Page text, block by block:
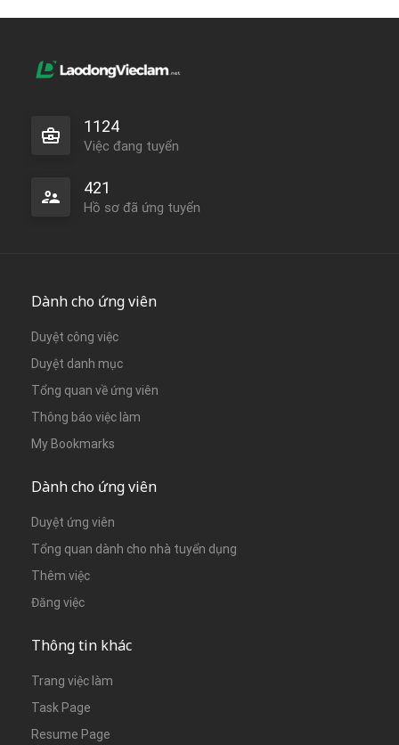
1124
Việc đang tuyển
421
Hồ sơ đã ứng tuyển
Dành cho ứng viên
Duyệt công việc
Duyệt danh mục
Tổng quan về ứng viên
Thông báo việc làm
My Bookmarks
Dành cho ứng viên
Duyệt ứng viên
Tổng quan dành cho nhà tuyển dụng
Thêm việc
Đăng việc
Thông tin khác
Trang việc làm
Task Page
Resume Page